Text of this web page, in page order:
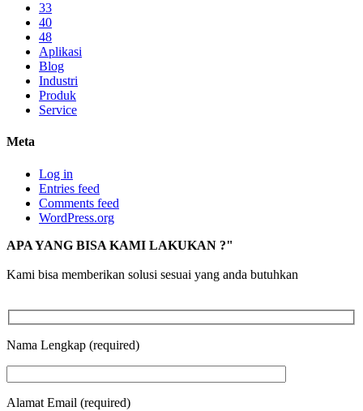
33
40
48
Aplikasi
Blog
Industri
Produk
Service
Meta
Log in
Entries feed
Comments feed
WordPress.org
APA YANG BISA KAMI LAKUKAN ?"
Kami bisa memberikan solusi sesuai yang anda butuhkan
Nama Lengkap (required)
Alamat Email (required)